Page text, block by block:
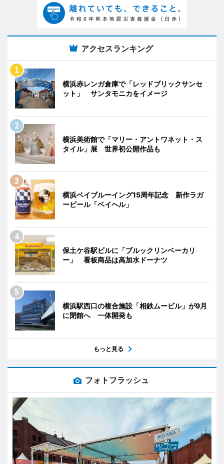
アクセスランキング
横浜赤レンガ倉庫で「レッドブリックサンセ
ット」 サンタモニカをイメージ
横浜美術館で「マリー・アントワネット・ス
タイル」展 世界初公開作品も
横浜ベイブルーイング15周年記念 新作ラガ
ービール「ベイヘル」
保土ケ谷駅ビルに「ブルックリンベーカリ
ー」 看板商品は高加水ドーナツ
横浜駅西口の複合施設「相鉄ムービル」が9月
に閉館へ 一体開発も
もっと見る
フォトフラッシュ